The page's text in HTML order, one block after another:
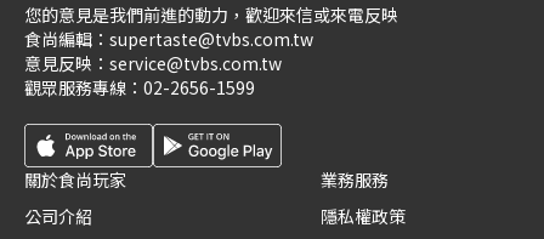
您的意見是我們前進的動力，歡迎來信或來電反映
食尚編輯： supertaste@tvbs.com.tw
意見反映： service@tvbs.com.tw
觀眾服務專線： 02-2656-1599
關於食尚玩家
公司介紹
業務服務
隱私權政策